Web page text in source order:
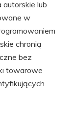
lub
w
chronią
bez
towarowe